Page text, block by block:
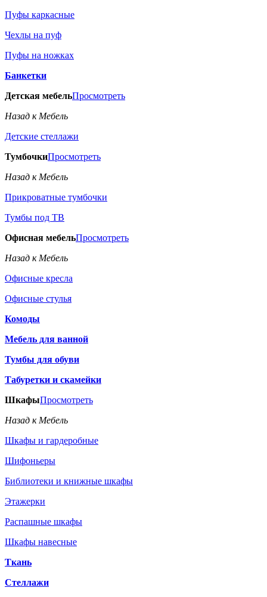
Пуфы каркасные
Чехлы на пуф
Пуфы на ножках
Банкетки
Детская мебельПросмотреть
Назад к Мебель
Детские стеллажи
ТумбочкиПросмотреть
Назад к Мебель
Прикроватные тумбочки
Тумбы под ТВ
Офисная мебельПросмотреть
Назад к Мебель
Офисные кресла
Офисные стулья
Комоды
Мебель для ванной
Тумбы для обуви
Табуретки и скамейки
ШкафыПросмотреть
Назад к Мебель
Шкафы и гардеробные
Шифоньеры
Библиотеки и книжные шкафы
Этажерки
Распашные шкафы
Шкафы навесные
Ткань
Стеллажи